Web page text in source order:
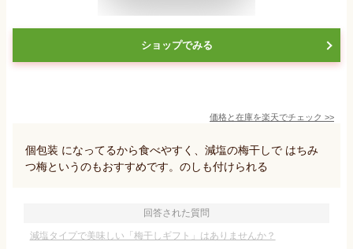
ショップでみる
価格と在庫を楽天でチェック >>
個包装 になってるから食べやすく、減塩の梅干しで はちみ
つ梅というのもおすすめです。のしも付けられる
回答された質問
減塩タイプで美味しい「梅干しギフト」はありませんか？